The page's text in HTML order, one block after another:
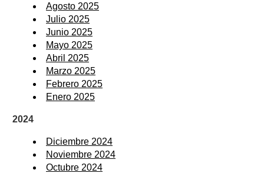
Agosto 2025
Julio 2025
Junio 2025
Mayo 2025
Abril 2025
Marzo 2025
Febrero 2025
Enero 2025
2024
Diciembre 2024
Noviembre 2024
Octubre 2024